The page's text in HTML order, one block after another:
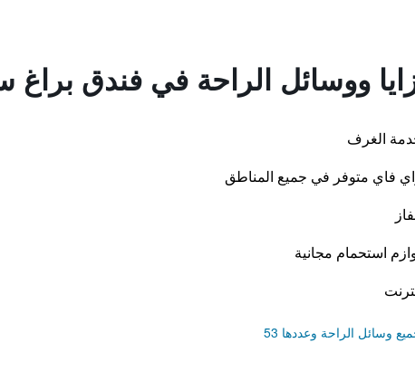
ووسائل الراحة في فندق براغ
الغرف
فاي متوفر في جميع المناطق
استحمام مجانية
وسائل الراحة وعددها 53